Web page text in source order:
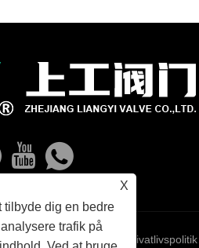
X
tilbyde dig en bedre
trafik på
RSS XML Privatlivspolitik